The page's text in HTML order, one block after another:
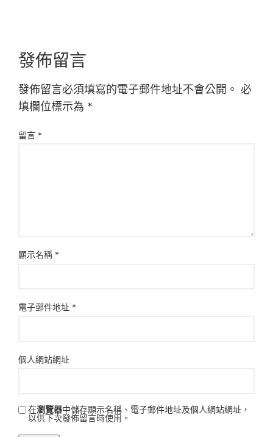
發佈留言
發佈留言必須填寫的電子郵件地址不會公開。 必
填欄位標示為 *
留言 *
顯示名稱 *
電子郵件地址 *
個人網站網址
在瀏覽器中儲存顯示名稱、電子郵件地址及個人網站網址，
以供下次發佈留言時使用。